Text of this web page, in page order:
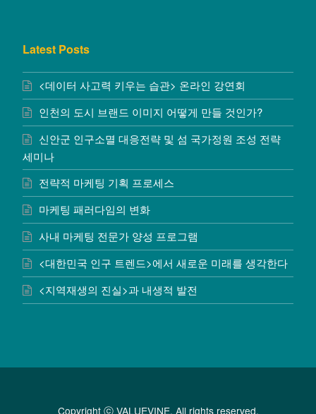
Latest Posts
<데이터 사고력 키우는 습관> 온라인 강연회
인천의 도시 브랜드 이미지 어떻게 만들 것인가?
신안군 인구소멸 대응전략 및 섬 국가정원 조성 전략
세미나
전략적 마케팅 기획 프로세스
마케팅 패러다임의 변화
사내 마케팅 전문가 양성 프로그램
<대한민국 인구 트렌드>에서 새로운 미래를 생각한다
<지역재생의 진실>과 내생적 발전
Copyright ⓒ VALUEVINE. All rights reserved.